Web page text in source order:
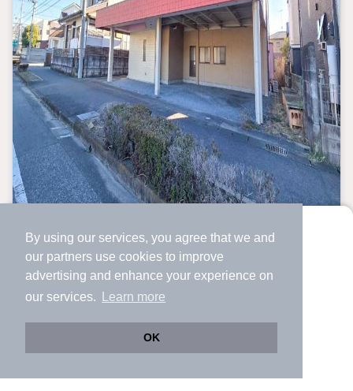
By using our services, you agree that we and
our partners use cookies to improve
advertising and enhance your experience on
our services.
Learn more
OK
より使いやすくなった
アプリで物件探ししませんか？
サクサク動く地図で物件検索
中古一戸建て
栃木県足利市利保町3丁目
1,599万円
足利駅 歩53分 （両毛線）
栃木県足利市利保町3丁目